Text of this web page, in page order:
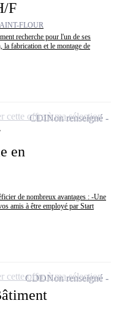
F
FLOUR
recherche pour l'un de ses
la fabrication et le montage de
en
de nombreux avantages : -Une
amis à être employé par Start
CDINon renseigné
cette offre à ma sélection
CDDNon renseigné
cette offre à ma sélection